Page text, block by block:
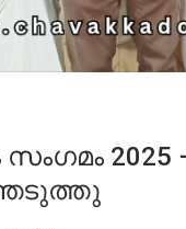
2025 –